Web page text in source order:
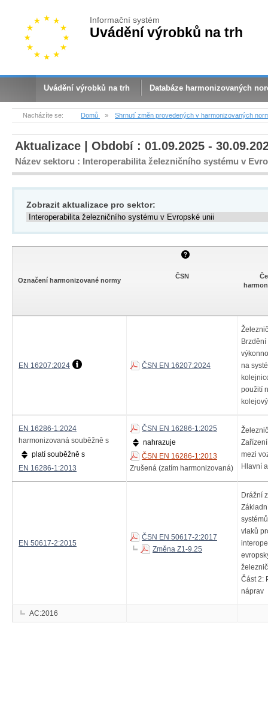
Informační systém
Uvádění výrobků na trh
Uvádění výrobků na trh Databáze harmonizovaných
Nacházíte se: Domů » Shrnutí změn provedených v harmonizovaných
Aktualizace | Období : 01.09.2025 -
Název sektoru : Interoperabilita železničního systému v
Zobrazit aktualizace pro sektor:
Označení harmonizované normy
ČSN
EN 16207:2024 ČSN EN 16207:2024
na
použití
EN 16286-1:2024
harmonizovaná souběžně s
platí souběžně s
EN 16286-1:2013
ČSN EN 16286-1:2025
nahrazuje
ČSN EN 16286-1:2013
Zrušená (zatím harmonizovaná)
mezi
Hlavní
EN 50617-2:2015
ČSN EN 50617-2:2017
Změna Z1-9.25
Drážní
vlaků
Část 2:
náprav
AC:2016